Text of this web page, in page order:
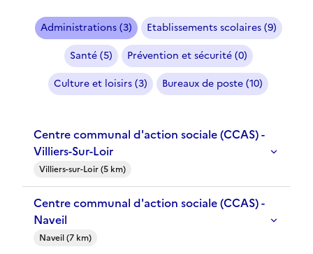
Administrations (3)
Etablissements scolaires (9)
Santé (5)
Prévention et sécurité (0)
Culture et loisirs (3)
Bureaux de poste (10)
Centre communal d'action sociale (CCAS) -
Villiers-Sur-Loir
Villiers-sur-Loir (5 km)
Centre communal d'action sociale (CCAS) -
Naveil
Naveil (7 km)